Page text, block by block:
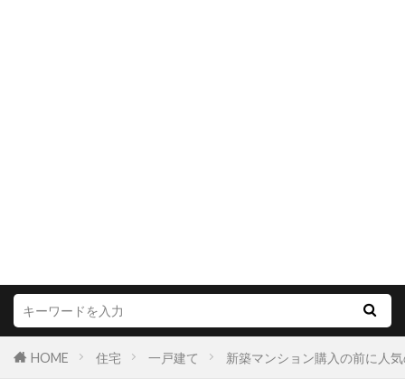
HOME 住宅 一戸建て 新築マンション購入の前に人